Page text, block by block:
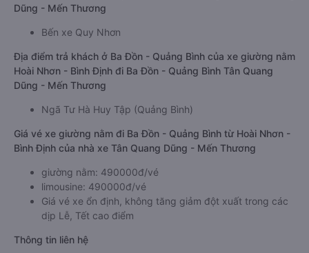
Dũng - Mến Thương
Bến xe Quy Nhơn
Địa điểm trả khách ở Ba Đồn - Quảng Bình của xe giường nằm
Hoài Nhơn - Bình Định đi Ba Đồn - Quảng Bình Tân Quang
Dũng - Mến Thương
Ngã Tư Hà Huy Tập (Quảng Bình)
Giá vé xe giường nằm đi Ba Đồn - Quảng Bình từ Hoài Nhơn -
Bình Định của nhà xe Tân Quang Dũng - Mến Thương
giường nằm: 490000đ/vé
limousine: 490000đ/vé
Giá vé xe ổn định, không tăng giảm đột xuất trong các
dịp Lễ, Tết cao điểm
Thông tin liên hệ